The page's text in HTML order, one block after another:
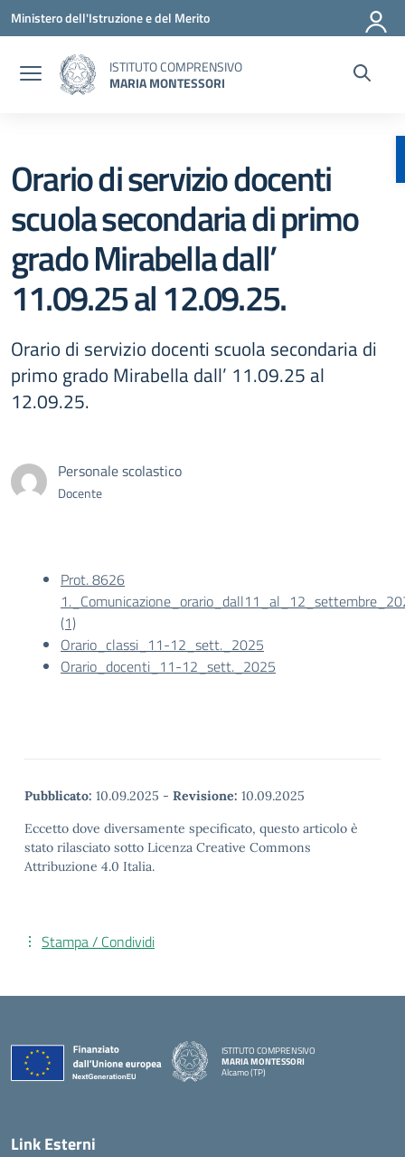
Vai ai contenuti
Vai al menu di navigazione
Vai al footer
Ministero dell'Istruzione e del Merito
ISTITUTO COMPRENSIVO
MARIA MONTESSORI
Orario di servizio docenti
scuola secondaria di primo
grado Mirabella dall’
11.09.25 al 12.09.25.
Orario di servizio docenti scuola secondaria di
primo grado Mirabella dall’ 11.09.25 al
12.09.25.
Personale scolastico
Docente
Prot. 8626
(1)
Orario_classi_11-12_sett._2025
Orario_docenti_11-12_sett._2025
Pubblicato: 10.09.2025 - Revisione: 10.09.2025
Eccetto dove diversamente specificato, questo articolo è
stato rilasciato sotto Licenza Creative Commons
Attribuzione 4.0 Italia.
Stampa / Condividi
ISTITUTO COMPRENSIVO
MARIA MONTESSORI
Alcamo (TP)
Link Esterni